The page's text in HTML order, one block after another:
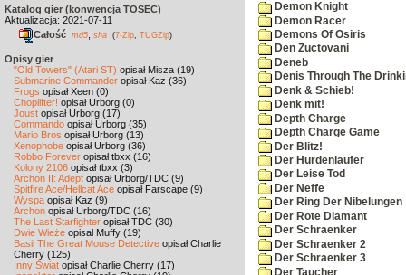
Katalog gier (konwencja TOSEC)
Aktualizacja: 2021-07-11
Całość md5 sha (7-Zip TUGZip)
Opisy gier
"Old Towers" (Atari ST) opisał Misza (19)
Submarine Commander opisał Kaz (36)
Frogs opisał Xeen (0)
Choplifter! opisał Urborg (0)
Joust opisał Urborg (17)
Commando opisał Urborg (35)
Mario Bros opisał Urborg (13)
Xenophobe opisał Urborg (36)
Robbo Forever opisał tbxx (16)
Kolony 2106 opisał tbxx (3)
Archon II: Adept opisał Urborg/TDC (9)
Spitfire Ace/Hellcat Ace opisał Farscape (9)
Wyspa opisał Kaz (9)
Archon opisał Urborg/TDC (16)
The Last Starfighter opisał TDC (30)
Dwie Wieże opisał Muffy (19)
Basil The Great Mouse Detective opisał Charlie
Cherry (125)
Inny Świat opisał Charlie Cherry (17)
Demon Knight
Demon Racer
Demons Of Osiris
Den Zuctovani
Deneb
Denis Through The
Denk & Schieb!
Denk mit!
Depth Charge
Depth Charge Game
Der Blitz!
Der Hurdenlaufer
Der Leise Tod
Der Neffe
Der Ring Der Nibelungen
Der Rote Diamant
Der Schraenker
Der Schraenker 2
Der Schraenker 3
Der Taucher